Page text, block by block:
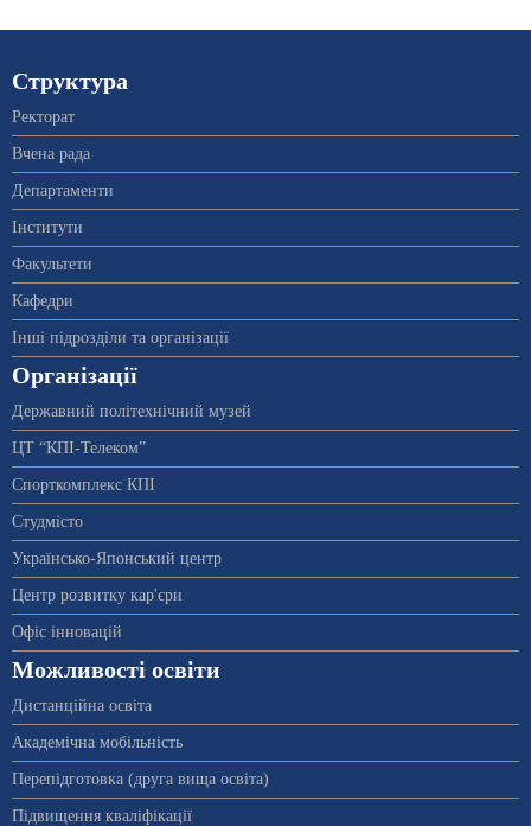
Структура
Ректорат
Вчена рада
Департаменти
Інститути
Факультети
Кафедри
Інші підрозділи та організації
Організації
Державний політехнічний музей
ЦТ “КПІ-Телеком”
Спорткомплекс КПІ
Студмісто
Українсько-Японський центр
Центр розвитку кар'єри
Офіс інновацій
Можливості освіти
Дистанційна освіта
Академічна мобільність
Перепідготовка (друга вища освіта)
Підвищення кваліфікації